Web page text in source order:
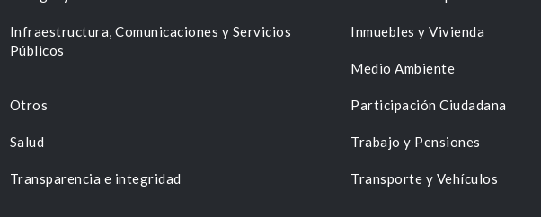
Infraestructura, Comunicaciones y Servicios
Públicos
Inmuebles y Vivienda
Medio Ambiente
Otros Participación Ciudadana
Salud Trabajo y Pensiones
Transparencia e integridad Transporte y Vehículos